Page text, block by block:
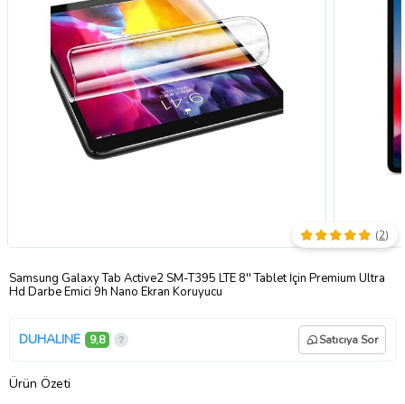
Samsung Galaxy Tab Active2 SM-T395 LTE 8'' Tablet İçin Premium Ultra
Hd Darbe Emici 9h Nano Ekran Koruyucu
(2)
DUHALINE 9,8 Satıcıya Sor
Ürün Özeti